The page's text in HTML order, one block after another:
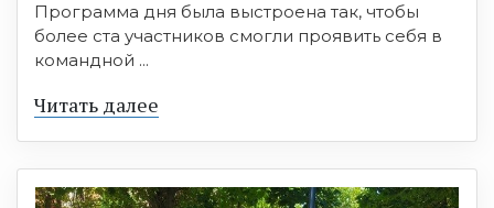
Программа дня была выстроена так, чтобы
более ста участников смогли проявить себя в
командной ...
Читать далее